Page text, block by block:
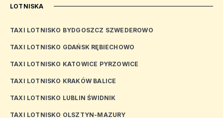
LOTNISKA
TAXI LOTNISKO BYDGOSZCZ SZWEDEROWO
TAXI LOTNISKO GDAŃSK RĘBIECHOWO
TAXI LOTNISKO KATOWICE PYRZOWICE
TAXI LOTNISKO KRAKÓW BALICE
TAXI LOTNISKO LUBLIN ŚWIDNIK
TAXI LOTNISKO OLSZTYN-MAZURY